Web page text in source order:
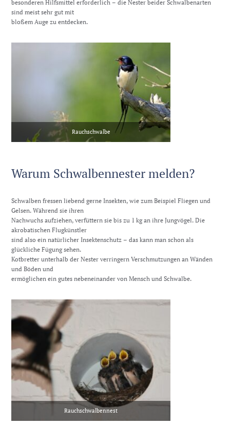
besonderen Hilfsmittel erforderlich – die Nester beider Schwalbenarten
sind meist sehr gut mit
bloßem Auge zu entdecken.
Rauchschwalbe
Warum Schwalbennester melden?
Schwalben fressen liebend gerne Insekten, wie zum Beispiel Fliegen und
Gelsen. Während sie ihren
Nachwuchs aufziehen, verfüttern sie bis zu 1 kg an ihre Jungvögel. Die
akrobatischen Flugkünstler
sind also ein natürlicher Insektenschutz – das kann man schon als
glückliche Fügung sehen.
Kotbretter unterhalb der Nester verringern Verschmutzungen an Wänden
und Böden und
ermöglichen ein gutes nebeneinander von Mensch und Schwalbe.
Rauchschwalbennest